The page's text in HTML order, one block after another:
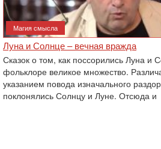
Магия смысла
Луна и Солнце – вечная вражда
Сказок о том, как поссорились Луна и
фольклоре великое множество.
указанием повода изначального
поклонялись Солнцу и Луне. Отсюда и